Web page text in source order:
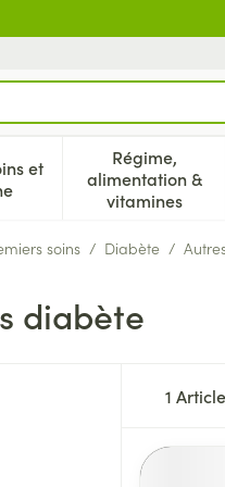
et
le sous-menu pour la
Régime,
alimentation &
vitamines
Afficher
soins / Diabète /
diabète
1 Article